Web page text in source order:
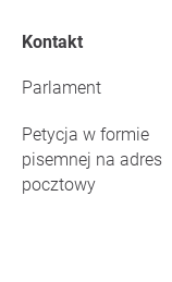
Kontakt
Parlament
Petycja w formie
pisemnej na adres
pocztowy